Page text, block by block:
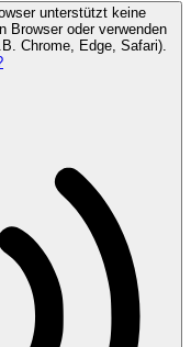
unterstützt keine
Browser oder verwenden
Chrome, Edge, Safari).